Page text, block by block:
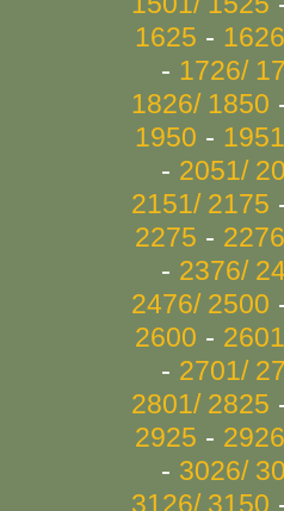
1625 -
- 1726/
1826/ 1850
1950 -
- 2051/
2151/ 2175
2275 -
- 2376/
2476/ 2500
2600 -
- 2701/
2801/ 2825
2925 -
- 3026/
3126/ 3150